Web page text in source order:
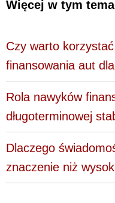
Więcej w tym
Czy warto
finansowania aut
Rola nawyków
długoterminowej
Dlaczego
znaczenie niż